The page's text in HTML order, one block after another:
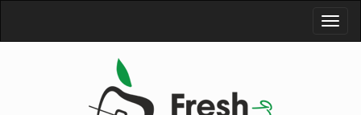
основному